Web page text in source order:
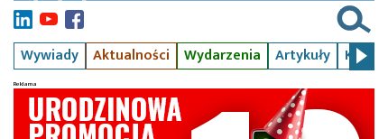
Wywiady Aktualności Wydarzenia Artykuły Kursy